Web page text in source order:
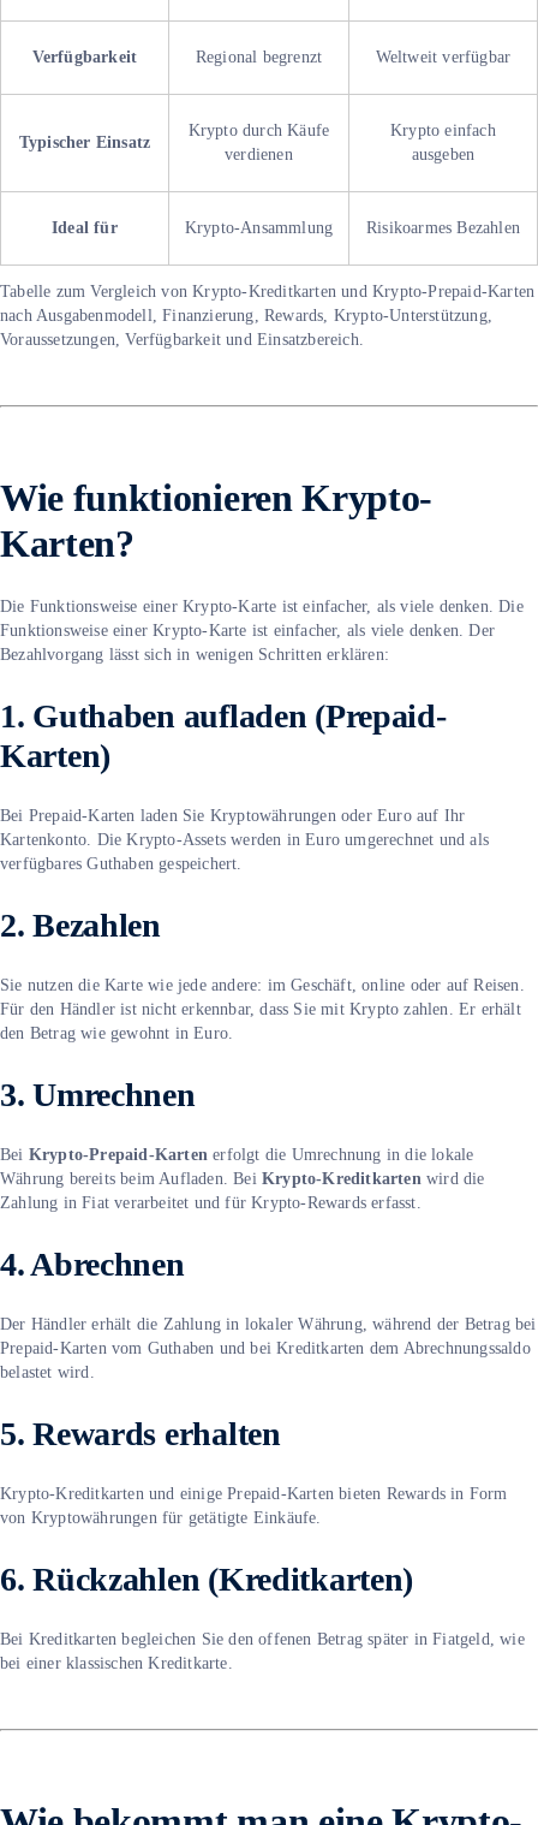
Verfügbarkeit Regional begrenzt Weltweit verfügbar
Typischer Einsatz
Krypto durch Käufe
verdienen
Krypto einfach
ausgeben
Ideal für Krypto-Ansammlung Risikoarmes Bezahlen
Tabelle zum Vergleich von Krypto-Kreditkarten und Krypto-Prepaid-Karten
nach Ausgabenmodell, Finanzierung, Rewards, Krypto-Unterstützung,
Voraussetzungen, Verfügbarkeit und Einsatzbereich.
Wie funktionieren Krypto-
Karten?
Die Funktionsweise einer Krypto-Karte ist einfacher, als viele denken. Die
Funktionsweise einer Krypto-Karte ist einfacher, als viele denken. Der
Bezahlvorgang lässt sich in wenigen Schritten erklären:
1. Guthaben aufladen (Prepaid-
Karten)
Bei Prepaid-Karten laden Sie Kryptowährungen oder Euro auf Ihr
Kartenkonto. Die Krypto-Assets werden in Euro umgerechnet und als
verfügbares Guthaben gespeichert.
2. Bezahlen
Sie nutzen die Karte wie jede andere: im Geschäft, online oder auf Reisen.
Für den Händler ist nicht erkennbar, dass Sie mit Krypto zahlen. Er erhält
den Betrag wie gewohnt in Euro.
3. Umrechnen
Bei Krypto-Prepaid-Karten erfolgt die Umrechnung in die lokale
Währung bereits beim Aufladen. Bei Krypto-Kreditkartenwird die
Zahlung in Fiat verarbeitet und für Krypto-Rewards erfasst.
4. Abrechnen
Der Händler erhält die Zahlung in lokaler Währung, während der Betrag bei
Prepaid-Karten vom Guthaben und bei Kreditkarten dem Abrechnungssaldo
belastet wird.
5. Rewards erhalten
Krypto-Kreditkarten und einige Prepaid-Karten bieten Rewards in Form
von Kryptowährungen für getätigte Einkäufe.
6. Rückzahlen (Kreditkarten)
Bei Kreditkarten begleichen Sie den offenen Betrag später in Fiatgeld, wie
bei einer klassischen Kreditkarte.